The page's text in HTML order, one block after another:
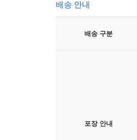
배송 안내
배송 구분
포장 안내